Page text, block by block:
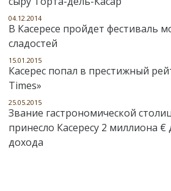
04.12.2014
В Касересе пройдет фестиваль
сладостей
15.01.2015
Касерес попал в престижный
Times»
25.05.2015
Звание гастрономической
принесло Касересу 2 миллиона
дохода